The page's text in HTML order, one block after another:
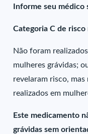
Informe seu médico
Categoria C de risco
Não foram
mulheres grávidas;
revelaram risco,
realizados em
Este medicamento
grávidas sem